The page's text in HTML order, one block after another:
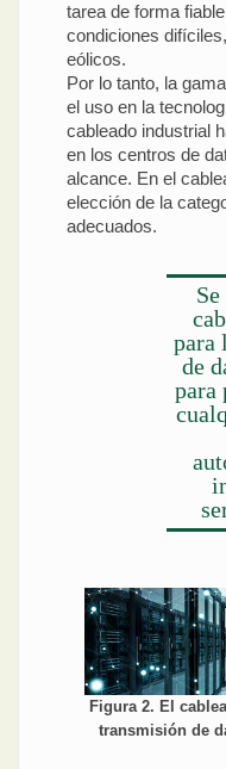
tarea de forma
condiciones
eólicos.
Por lo tanto, la
el uso en la
cableado industrial
en los centros de
alcance. En el
elección de la
adecuados.
para
de
para
Figura 2. El
transmisión de